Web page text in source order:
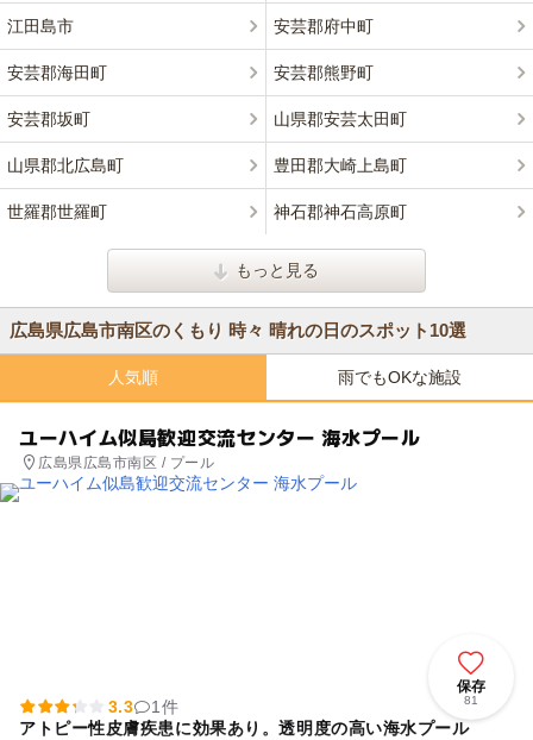
江田島市 安芸郡府中町
安芸郡海田町 安芸郡熊野町
安芸郡坂町 山県郡安芸太田町
山県郡北広島町 豊田郡大崎上島町
世羅郡世羅町 神石郡神石高原町
もっと見る
広島県広島市南区のくもり 時々 晴れの日のスポット10選
人気順 雨でもOKな施設
ユーハイム似島歓迎交流センター 海水プール
広島県広島市南区 / プール
保存
81
3.3
1件
アトピー性皮膚疾患に効果あり。透明度の高い海水プール